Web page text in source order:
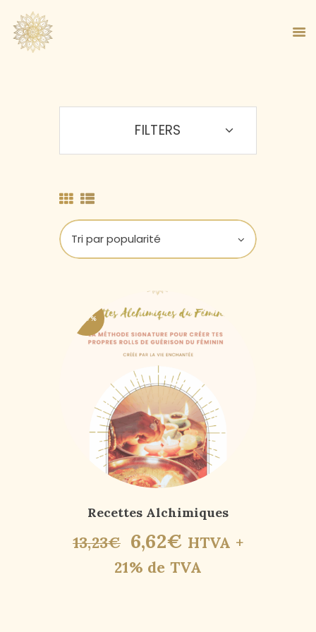
À PROPOS
BOUTIQUE
PANIER
-50%
Recettes Alchimiques
13,23€ 6,62€ HTVA +
21% de TVA
FILTERS